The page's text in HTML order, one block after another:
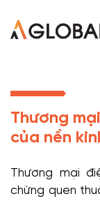
Thương
của nền
Thương mại
chừng quen